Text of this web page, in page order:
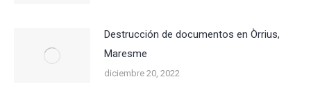
Destrucción de documentos en Òrrius,
Maresme
diciembre 20, 2022